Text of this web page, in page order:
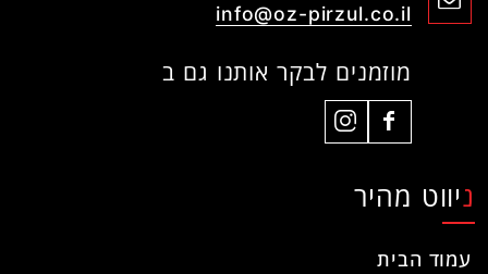
info@oz-pirzul.co.il
מוזמנים לבקר אותנו גם ב
ניווט מהיר
עמוד הבית